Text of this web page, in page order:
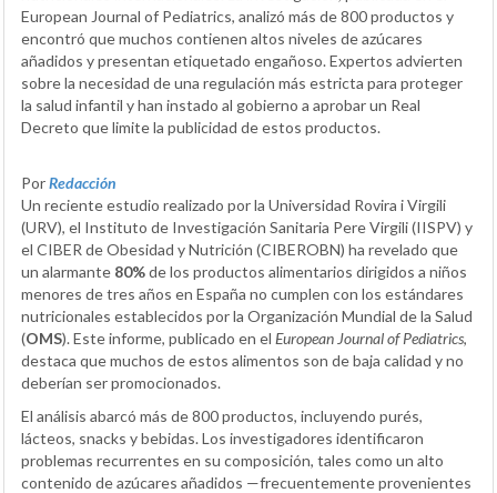
European Journal of Pediatrics, analizó más de 800 productos y
encontró que muchos contienen altos niveles de azúcares
añadidos y presentan etiquetado engañoso. Expertos advierten
sobre la necesidad de una regulación más estricta para proteger
la salud infantil y han instado al gobierno a aprobar un Real
Decreto que limite la publicidad de estos productos.
PorRedacción
Un reciente estudio realizado por la Universidad Rovira i Virgili
(URV), el Instituto de Investigación Sanitaria Pere Virgili (IISPV) y
el CIBER de Obesidad y Nutrición (CIBEROBN) ha revelado que
un alarmante 80%de los productos alimentarios dirigidos a niños
menores de tres años en España no cumplen con los estándares
nutricionales establecidos por la Organización Mundial de la Salud
(OMS). Este informe, publicado en el European Journal of Pediatrics,
destaca que muchos de estos alimentos son de baja calidad y no
deberían ser promocionados.
El análisis abarcó más de 800 productos, incluyendo purés,
lácteos, snacks y bebidas. Los investigadores identificaron
problemas recurrentes en su composición, tales como un alto
contenido de azúcares añadidos —frecuentemente provenientes